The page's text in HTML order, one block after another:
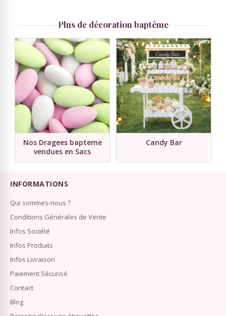
Plus de décoration baptême
Nos Dragees bapteme
vendues en Sacs
Candy Bar
INFORMATIONS
Qui sommes-nous ?
Conditions Générales de Vente
Infos Société
Infos Produits
Infos Livraison
Paiement Sécurisé
Contact
Blog